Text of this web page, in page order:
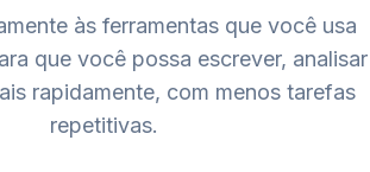
às ferramentas que você usa
que você possa escrever, analisar
rapidamente, com menos tarefas
repetitivas.